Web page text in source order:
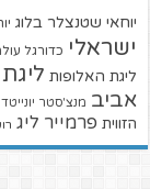
יוחאי שטנצלר בלוג
ישראלי כדורגל
ליגת האלופות
אביב מנצ'סטר יונייטד
הזווית פרמייר ליג